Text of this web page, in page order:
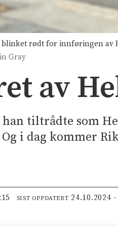
blinket rødt for innføringen
Gray
av
tiltrådte som
Og i dag kommer
SIST OPPDATERT 24.10.2024